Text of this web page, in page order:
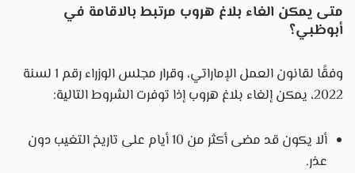
متى يمكن الغاء بلاغ هروب مرتبط بالاقامة في
أبوظبي؟
وفقًا لقانون العمل الإماراتي، وقرار مجلس الوزراء رقم 1 لسنة
2022، يمكن إلغاء بلاغ هروب إذا توفرت الشروط التالية:
ألا يكون قد مضى أكثر من 10 أيام على تاريخ التغيب دون
عذر.